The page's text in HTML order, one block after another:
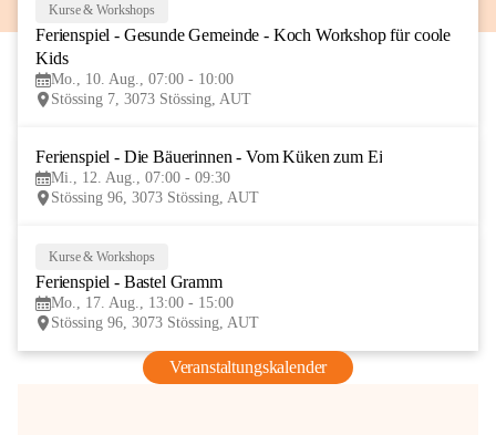
AUG
Kurse & Workshops
Ferienspiel - Gesunde Gemeinde - Koch Workshop für coole
Kids
Mo., 10. Aug., 07:00 - 10:00
Stössing 7, 3073 Stössing, AUT
Ferienspiel - Die Bäuerinnen - Vom Küken zum Ei
Mi., 12. Aug., 07:00 - 09:30
Stössing 96, 3073 Stössing, AUT
Kurse & Workshops
Ferienspiel - Bastel Gramm
Mo., 17. Aug., 13:00 - 15:00
Stössing 96, 3073 Stössing, AUT
Veranstaltungskalender